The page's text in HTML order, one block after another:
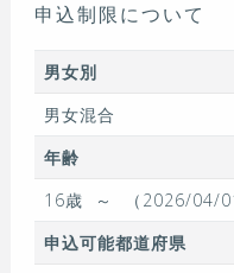
申込制限について
男女別
男女混合
年齢
16歳
～
（2026/04/
申込可能都道府県